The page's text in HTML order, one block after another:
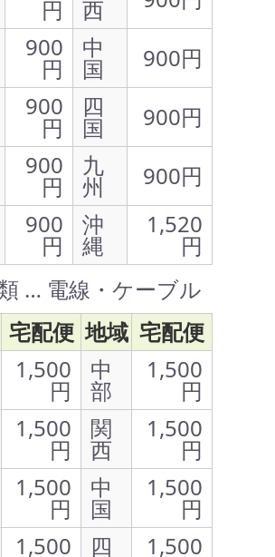
円 西
900
円
中
国
900円
900
円
四
国
900円
900
円
九
州
900円
900
円
沖
縄
1,520
円
… 電線・ケーブル
宅配便 地域 宅配便
1,500
円
中
部
1,500
円
1,500
円
関
西
1,500
円
1,500
円
中
国
1,500
円
1,500 四 1,500